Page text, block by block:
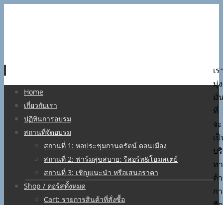
เร
มุ่ง
มั่
ที่
จะ
เ
บ
ท
ด้
ก
Skip
content
Home
เกี่ยวกับเรา
ปฏิทินการอบรม
สถานที่จัดอบรม
สถานที่ 1: หอประชุมกานตรัตน์ ดอนเมือง
สถานที่ 2: ฟาร์มสุขสบาย: รีสอร์ท&โฮมสเตย์
สถานที่ 3: เชิญแนะนำ หรือเสนอราคา
Shop / คอร์สทั้งหมด
Cart: รายการสินค้าที่สั่งซื้อ